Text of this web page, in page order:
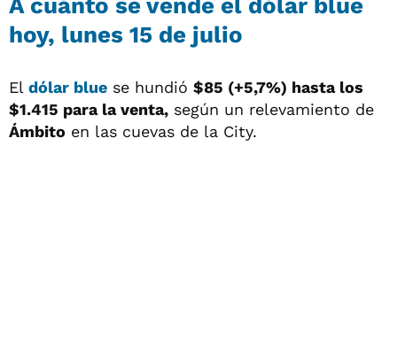
hoy, lunes 15 de julio
El dólar blue se hundió $85 (+5,7%) hasta los
$1.415 para la venta, según un relevamiento de
Ámbito en las cuevas de la City.